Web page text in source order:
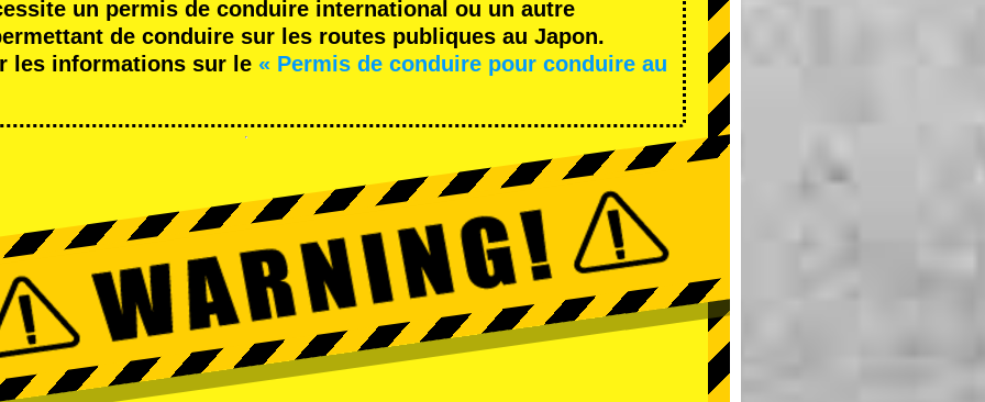
un permis de conduire international ou un autre
de conduire sur les routes publiques au Japon.
les informations sur le « Permis de conduire pour conduire au